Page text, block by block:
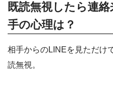
既読無視したら連
手の心理は？
相手からのLINEを見ただけ
読無視。